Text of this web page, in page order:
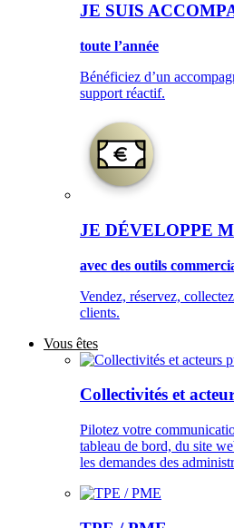
JE SUIS
toute l’année
Bénéficiez d’un
support réactif.
JE DÉVELOPPE
avec des outils
Vendez, réservez,
clients.
Vous êtes
Collectivités et
Pilotez votre
tableau de bord, du site
les demandes des